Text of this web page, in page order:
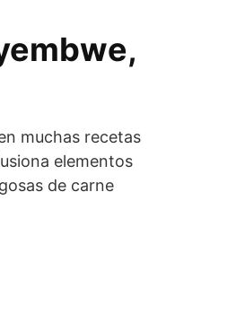
muchas recetas
elementos
de carne